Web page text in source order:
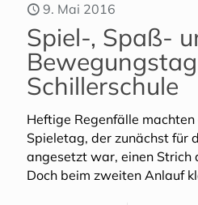
9. Mai 2016
Spiel-, Spaß-
Schillerschule
Heftige Regenfälle
Spieletag, der zunächst für
angesetzt war, einen Strich
Doch beim zweiten Anlauf